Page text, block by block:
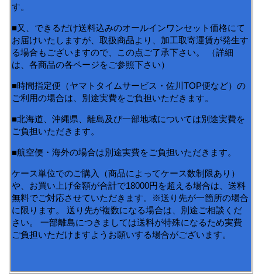
す。
■又、できるだけ送料込みのオールインワンセット価格にて
お届けいたしますが、取扱商品より、加工取寄運賃が発生す
る場合もございますので、この点ご了承下さい。 （詳細
は、各商品の各ページをご参照下さい）
■時間指定便（ヤマトタイムサービス・佐川TOP便など）の
ご利用の場合は、別途実費をご負担いただきます。
■北海道、沖縄県、離島及び一部地域については別途実費を
ご負担いただきます。
■航空便・海外の場合は別途実費をご負担いただきます。
ケース単位でのご購入（商品によってケース数制限あり）
や、お買い上げ金額が合計で18000円を超える場合は、送料
無料でご対応させていただきます。※送り先が一箇所の場合
に限ります。 送り先が複数になる場合は、別途ご相談くだ
さい。 一部離島につきましては送料が特殊になるため実費
ご負担いただけますようお願いする場合がございます。